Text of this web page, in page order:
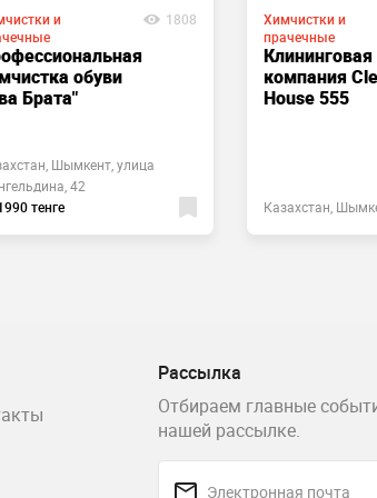
и
1808
обуви
Брата"
Шымкент, улица
42
тенге
Химчистки и
прачечные
Клининговая
компания
House 555
Казахстан,
Рассылка
Отбираем главные
нашей рассылке.